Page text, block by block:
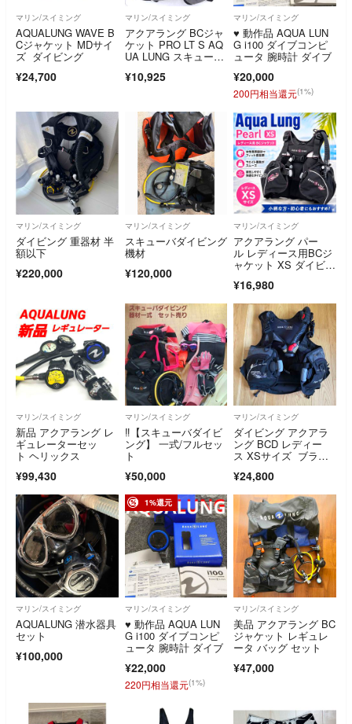
マリン/スイミング
AQUALUNG WAVE B
Cジャケット MDサイ
ズ ダイビング
¥24,700
マリン/スイミング
アクアラング BCジャ
ケット PRO LT S AQ
UA LUNG スキューバ
¥10,925
マリン/スイミング
♥️ 動作品 AQUA LUN
G i100 ダイブコンピ
ュータ 腕時計 ダイブ
¥20,000
200円相当還元(1%)
マリン/スイミング
ダイビング 重器材 半
額以下
¥220,000
マリン/スイミング
スキューバダイビング
機材
¥120,000
マリン/スイミング
アクアラング パー
ル レディース用BCジ
ャケット XS ダイビン
¥16,980
マリン/スイミング
新品 アクアラング レ
ギュレーターセッ
ト ヘリックス
¥99,430
マリン/スイミング
‼【スキューバダイビ
ング】 一式/フルセッ
ト
¥50,000
マリン/スイミング
ダイビング アクアラ
ング BCD レディー
ス XSサイズ ブラッ
¥24,800
マリン/スイミング
AQUALUNG 潜水器具
セット
¥100,000
1%還元
マリン/スイミング
♥️ 動作品 AQUA LUN
G i100 ダイブコンピ
ュータ 腕時計 ダイブ
¥22,000
220円相当還元(1%)
マリン/スイミング
美品 アクアラング BC
ジャケット レギュレ
ータ バッグ セット
¥47,000